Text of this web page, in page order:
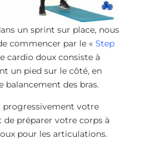
un sprint sur place, nous
commencer par le « Step
cardio doux consiste à
un pied sur le côté, en
balancement des bras.
progressivement votre
de préparer votre corps à
pour les articulations.